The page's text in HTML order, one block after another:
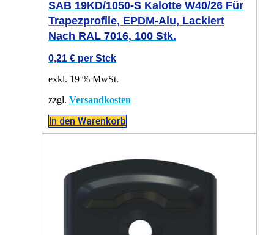
SAB 19KD/1050-S Kalotte W40/26 Für
Trapezprofile, EPDM-Alu, Lackiert
Nach RAL 7016, 100 Stk.
0,21 € per Stck
exkl. 19 % MwSt.
zzgl. Versandkosten
In den Warenkorb